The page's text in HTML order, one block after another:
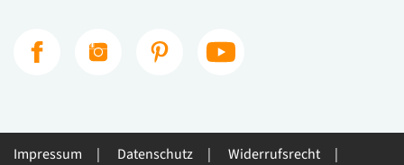
Impressum Datenschutz
Widerrufsrecht